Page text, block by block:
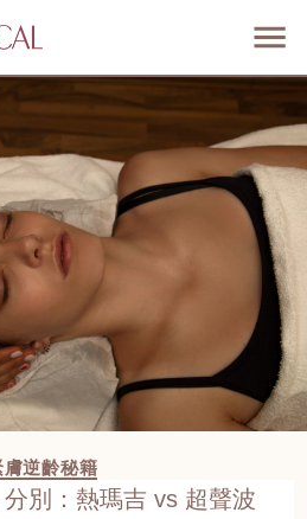
膚逆齡秘籍
別：熱瑪吉 vs 超聲波